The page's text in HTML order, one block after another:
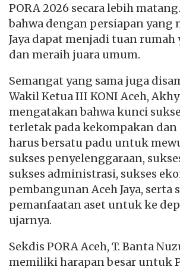
PORA 2026 secara lebih
bahwa dengan persiapan yang
Jaya dapat menjadi tuan rumah
dan meraih juara umum.
Semangat yang sama juga
Wakil Ketua III KONI Aceh,
mengatakan bahwa kunci
terletak pada kekompakan dan
harus bersatu padu untuk
sukses penyelenggaraan,
sukses administrasi, sukses
pembangunan Aceh Jaya, serta
pemanfaatan aset untuk ke
ujarnya.
Sekdis PORA Aceh, T. Banta
memiliki harapan besar untuk